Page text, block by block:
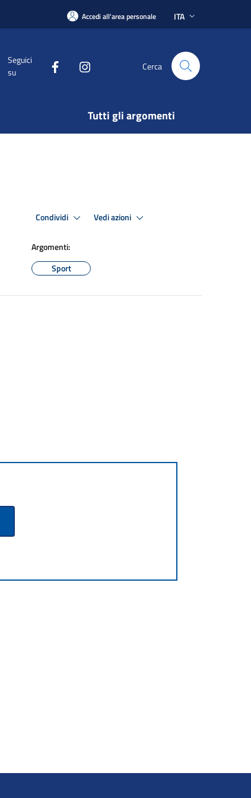
Accedi all'area personale ITA
Seguici
su
Cerca
Tutti gli argomenti
Condividi Vedi azioni
Argomenti:
Sport